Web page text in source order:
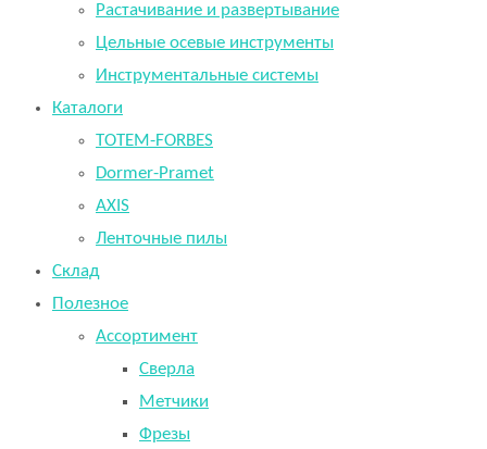
Растачивание и развертывание
Цельные осевые инструменты
Инструментальные системы
Каталоги
TOTEM-FORBES
Dormer-Pramet
AXIS
Ленточные пилы
Склад
Полезное
Ассортимент
Сверла
Метчики
Фрезы